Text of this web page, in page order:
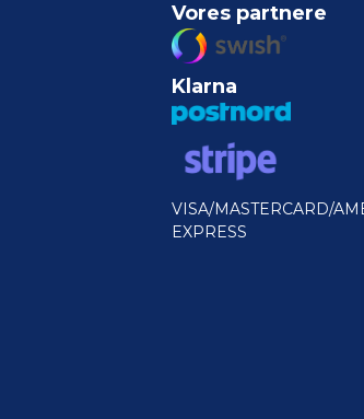
Vores partnere
Klarna
VISA/MASTERCARD/
EXPRESS